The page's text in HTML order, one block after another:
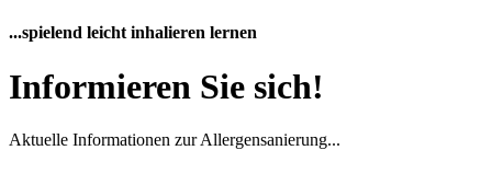
...spielend leicht inhalieren lernen
Informieren Sie sich!
Aktuelle Informationen zur Allergensanierung...